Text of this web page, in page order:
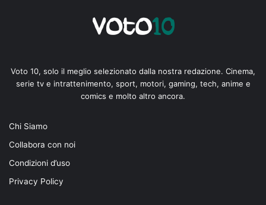
Voto 10, solo il meglio selezionato dalla nostra redazione. Cinema,
serie tv e intrattenimento, sport, motori, gaming, tech, anime e
comics e molto altro ancora.
Chi Siamo
Collabora con noi
Condizioni d’uso
Privacy Policy